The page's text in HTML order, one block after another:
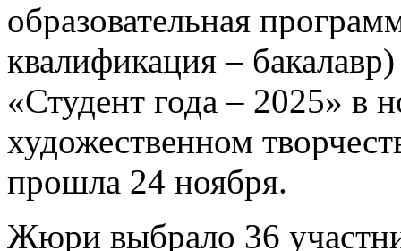
образовательная
квалификация –
«Студент года – 2025»
художественном
прошла 24 ноября.
Жюри выбрало 36